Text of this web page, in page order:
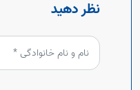
نظر دهید